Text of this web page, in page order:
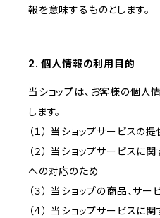
報を意味するものとします。
2. 個人情報の利用目的
当ショップは、お客様の個人
します。
（１） 当ショップサービスの
（２） 当ショップサービスに
への対応のため
（３） 当ショップの商品、サ
（４） 当ショップサービスに